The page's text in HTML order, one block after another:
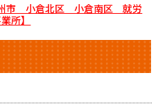
市 小倉北区 小倉南区 就労
所】